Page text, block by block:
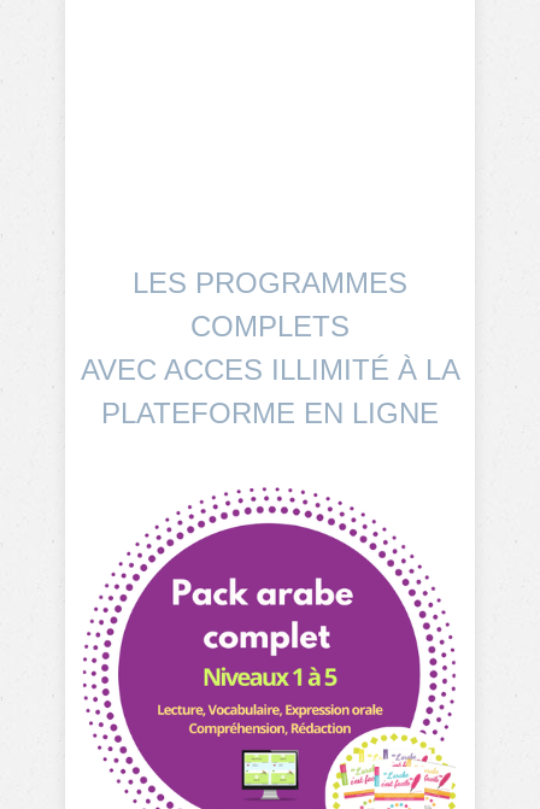
LES PROGRAMMES
COMPLETS
AVEC ACCES ILLIMITÉ À LA
PLATEFORME EN LIGNE